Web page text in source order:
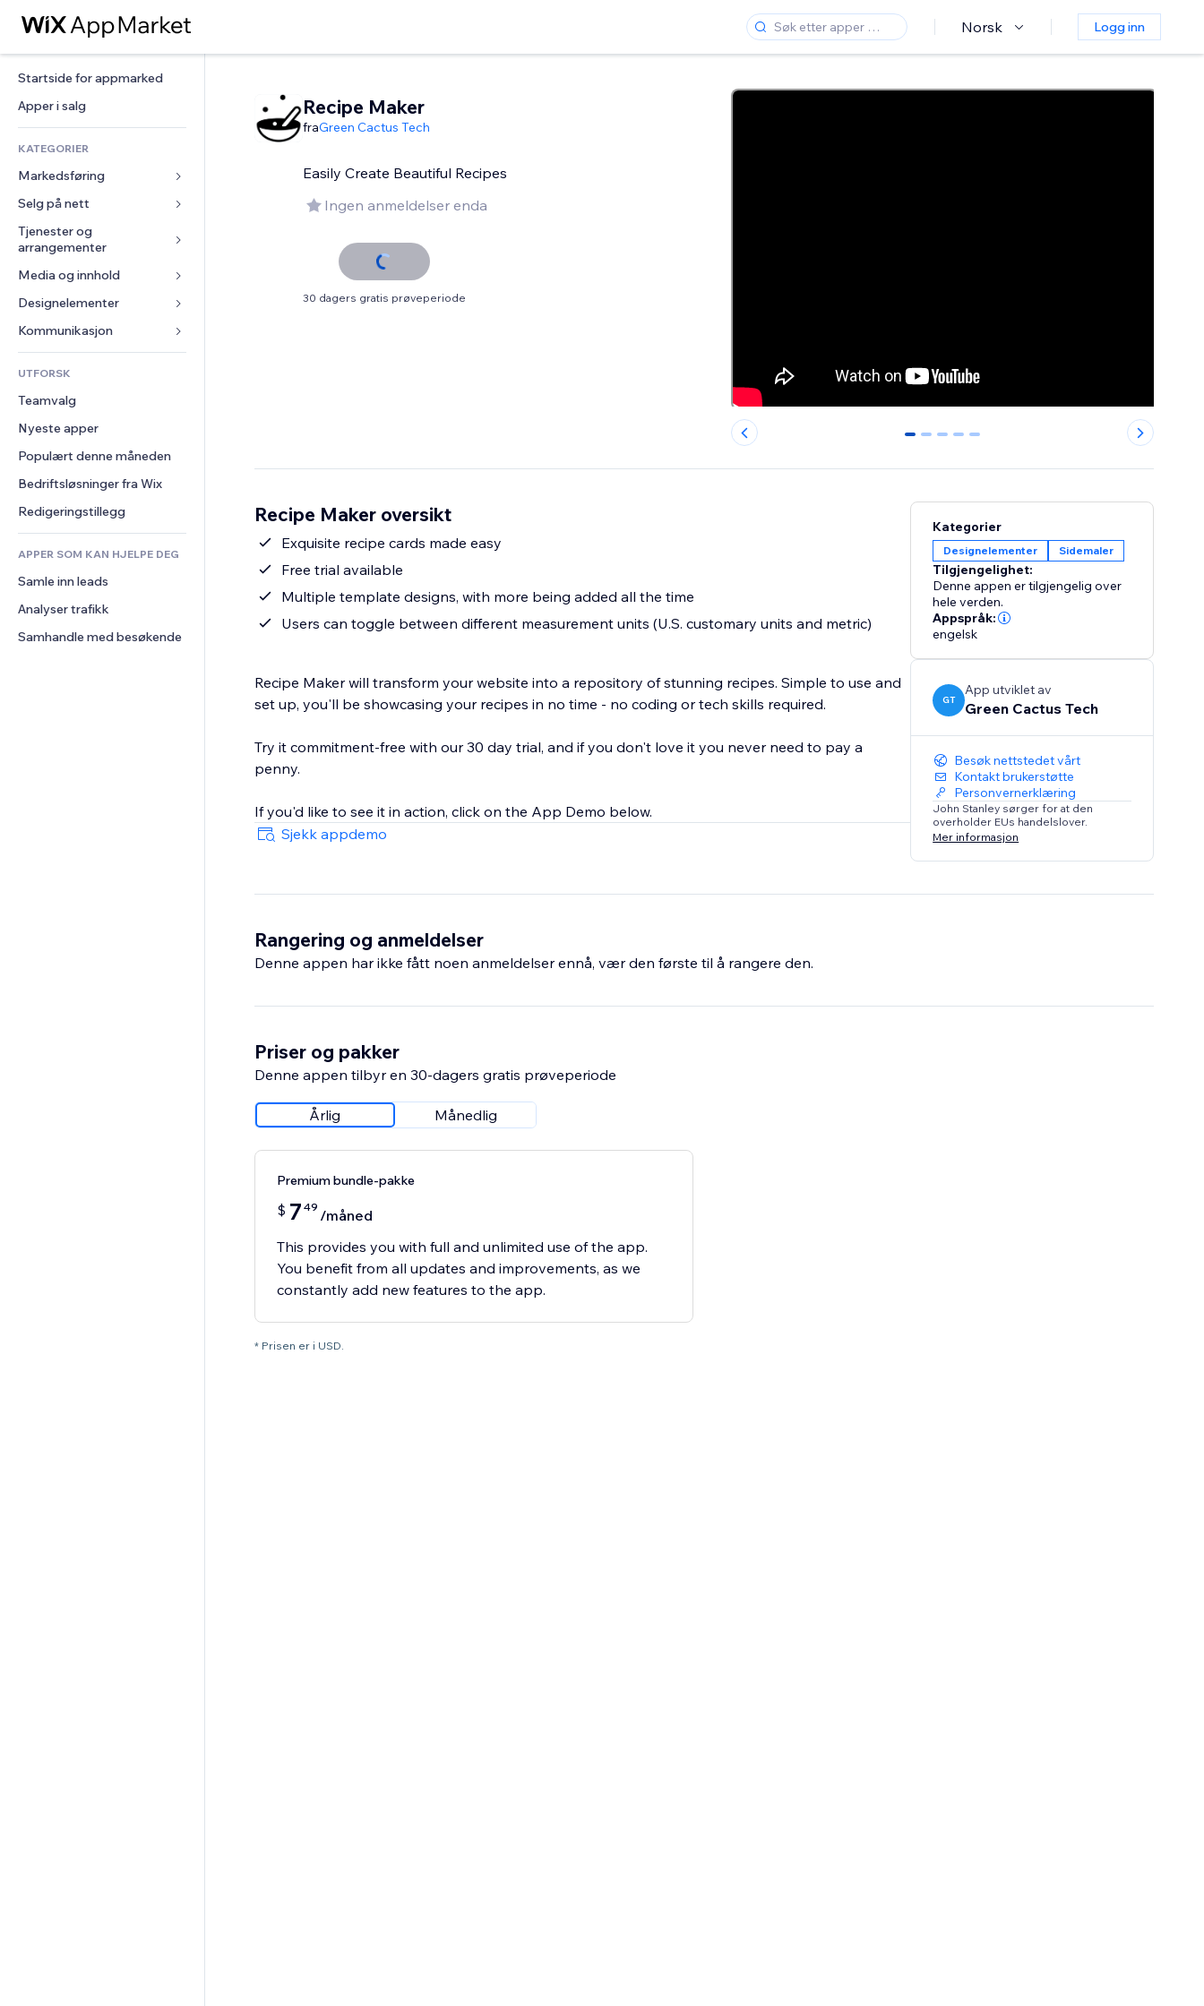
Norsk Logg inn
Startside for appmarked
Apper i salg
KATEGORIER
Markedsføring
Annonser
Mobil
Analyser
Sosiale medier
SEO
Engasjement
Nettstedsoppføringer
E-post
Konvertering
Selg på nett
Apper for butikker
Frakt og levering
Selg-knapper
Nettkurs
On-demand-utskrift
Regnskap
Kuponger og fordelsprogram
Lagerløsninger
Dropshipping
Priser og abonnement
Folkefinansiering
Mat og drikke
Tjenester og
arrangementer
Hoteller
Arrangementer
Restauranter
Eiendom
Bookinger
Media og innhold
Galleri
Musikk
Podkaster
Fotografi
Video
PDF
Fildeling
Nyheter
Designelementer
Kart og navigasjon
Personvern og sikkerhet
Klokke
Sidemaler
Bildeeffekter
Knapper og menyer
Bannere og merker
Kalkulatorer
Søk
Vær
Diagrammer og tabeller
Skjemaer
Avstemninger
Chat
Kommentarer
Telefon
Samfunn
Anmeldelser og
UTFORSK
Teamvalg
Nyeste apper
Populært denne måneden
Bedriftsløsninger fra Wix
Redigeringstillegg
APPER SOM KAN HJELPE DEG
Samle inn leads
Analyser trafikk
Samhandle med besøkende
Recipe Maker
fraGreen Cactus Tech
Easily Create Beautiful Recipes
Ingen anmeldelser enda
30 dagers gratis prøveperiode
0 1 2 3 4
Recipe Maker oversikt
Exquisite recipe cards made easy
Free trial available
Multiple template designs, with more being added all the time
Users can toggle between different measurement units (U.S. customary units and metric)
Recipe Maker will transform your website into a repository of stunning recipes. Simple to use and
set up, you'll be showcasing your recipes in no time - no coding or tech skills required.
Try it commitment-free with our 30 day trial, and if you don't love it you never need to pay a
penny.
If you'd like to see it in action, click on the App Demo below.
Sjekk appdemo
Kategorier
Designelementer Sidemaler
Tilgjengelighet:
Denne appen er tilgjengelig over
hele verden.
Appspråk:
engelsk
GT
App utviklet av
Green Cactus Tech
Besøk nettstedet vårt
Kontakt brukerstøtte
Personvernerklæring
John Stanley sørger for at den
overholder EUs handelslover.
Mer informasjon
Rangering og anmeldelser
Denne appen har ikke fått noen anmeldelser ennå, vær den første til å rangere den.
Priser og pakker
Denne appen tilbyr en 30-dagers gratis prøveperiode
Årlig Månedlig
Premium bundle-pakke
$ 7 49 /måned
This provides you with full and unlimited use of the app.
You benefit from all updates and improvements, as we
constantly add new features to the app.
* Prisen er i USD.